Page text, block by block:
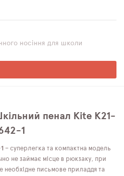
носіння для школи
пенал Kite K21-
1
– суперлегка та компактна модель
не займає місце в рюкзаку, при
необхідне письмове приладдя та